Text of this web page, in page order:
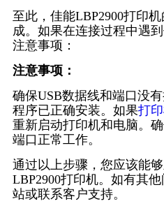
至此，佳能LBP2900打印
成。如果在连接过程中遇
注意事项：
注意事项：
确保USB数据线和端口没
程序已正确安装。如果打
重新启动打印机和电脑。
端口正常工作。
通过以上步骤，您应该能
LBP2900打印机。如有其
站或联系客户支持。